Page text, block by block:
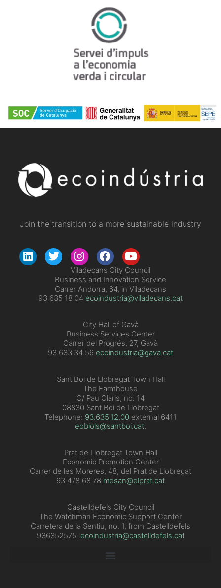
Join the transition to a more sustainable industry
Viladecans City Council
Business and Innovation Service
Carrer Andorra, 64, in Viladecans
93 635 18 04 ecoindustria@viladecans.cat
City Hall of Gavà
Business Services Center
Carrer del Progrés, 27, Gavà
93 633 34 56 ecoindustria@gava.cat
Sant Boi de Llobregat Town Hall
The Farmhouse
C/ Pau Claris, no. 14
08830 Sant Boi de Llobregat
Telephone: 93.635.12.00 external 6411
eobiols@santboi.cat.
Prat de Llobregat Town Hall
Economic Promotion Center
Carrer de les Moreres, 48, del Prat de Llobregat
93 478 68 78 mesan@elprat.cat
Castelldefels City Council
The Watchman Economic Support Center
Carretera de la Sentiu, no. 1, from Castelldefels
936352575 ecoindustria@castelldefels.cat